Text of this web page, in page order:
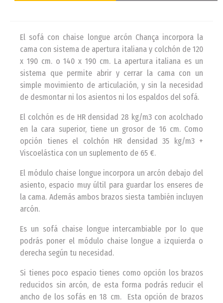
El sofá con chaise longue arcón Chança incorpora la
cama con sistema de apertura italiana y colchón de 120
x 190 cm. o 140 x 190 cm. La apertura italiana es un
sistema que permite abrir y cerrar la cama con un
simple movimiento de articulación, y sin la necesidad
de desmontar ni los asientos ni los espaldos del sofá.
El colchón es de HR densidad 28 kg/m3 con acolchado
en la cara superior, tiene un grosor de 16 cm. Como
opción tienes el colchón HR densidad 35 kg/m3 +
Viscoelástica con un suplemento de 65 €.
El módulo chaise longue incorpora un arcón debajo del
asiento, espacio muy últil para guardar los enseres de
la cama. Además ambos brazos siesta también incluyen
arcón.
Es un sofá chaise longue intercambiable por lo que
podrás poner el módulo chaise longue a izquierda o
derecha según tu necesidad.
Si tienes poco espacio tienes como opción los brazos
reducidos sin arcón, de esta forma podrás reducir el
ancho de los sofás en 18 cm. Esta opción de brazos